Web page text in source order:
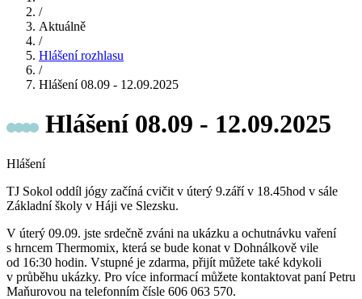
/
Aktuálně
/
Hlášení rozhlasu
/
Hlášení 08.09 - 12.09.2025
Hlášení 08.09 - 12.09.2025
Hlášení
TJ Sokol oddíl jógy začíná cvičit v úterý 9.září v 18.45hod v sále
Základní školy v Háji ve Slezsku.
V úterý 09.09. jste srdečně zváni na ukázku a ochutnávku vaření
s hrncem Thermomix, která se bude konat v Dohnálkově vile
od 16:30 hodin. Vstupné je zdarma, přijít můžete také kdykoli
v průběhu ukázky. Pro více informací můžete kontaktovat paní Petru
Maňurovou na telefonním čísle 606 063 570.